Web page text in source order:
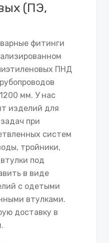
(ПЭ,
фитинги
ПНД
мм. У нас
изделий для
при
систем
тройники,
под
в виде
с одетыми
втулками.
доставку в